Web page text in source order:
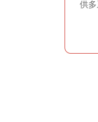
供